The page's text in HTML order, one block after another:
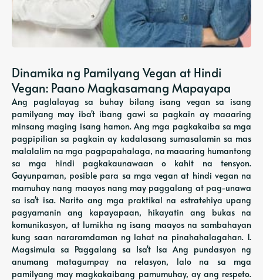
Dinamika ng Pamilyang Vegan at Hindi
Vegan: Paano Magkasamang Mapayapa
Ang paglalayag sa buhay bilang isang vegan sa isang
pamilyang may iba't ibang gawi sa pagkain ay maaaring
minsang maging isang hamon. Ang mga pagkakaiba sa mga
pagpipilian sa pagkain ay kadalasang sumasalamin sa mas
malalalim na mga pagpapahalaga, na maaaring humantong
sa mga hindi pagkakaunawaan o kahit na tensyon.
Gayunpaman, posible para sa mga vegan at hindi vegan na
mamuhay nang maayos nang may paggalang at pag-unawa
sa isa't isa. Narito ang mga praktikal na estratehiya upang
pagyamanin ang kapayapaan, hikayatin ang bukas na
komunikasyon, at lumikha ng isang maayos na sambahayan
kung saan nararamdaman ng lahat na pinahahalagahan. 1.
Magsimula sa Paggalang sa Isa't Isa Ang pundasyon ng
anumang matagumpay na relasyon, lalo na sa mga
pamilyang may magkakaibang pamumuhay, ay ang respeto.